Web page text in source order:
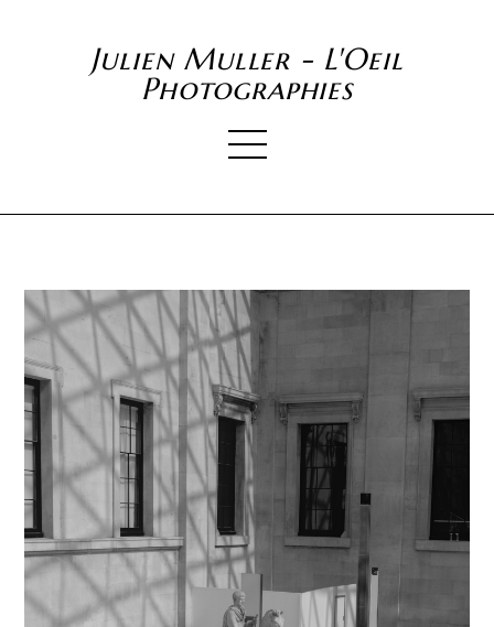
Julien Muller - L'Oeil
Photographies